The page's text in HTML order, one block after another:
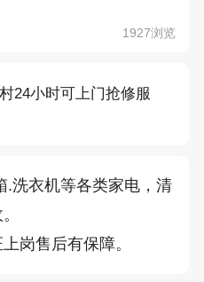
1927浏览
24小时可上门抢修服
.洗衣机等各类家电，清
岗售后有保障。